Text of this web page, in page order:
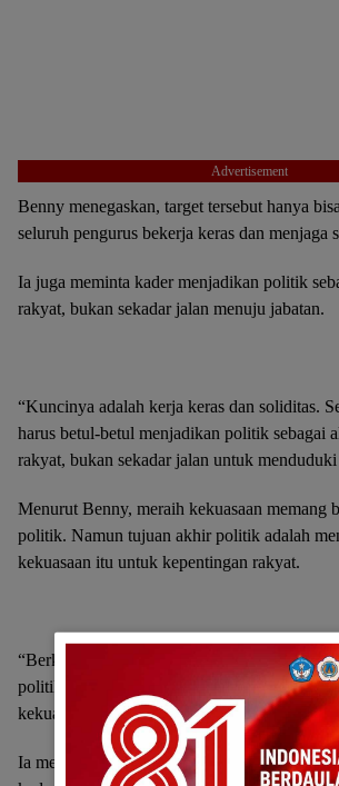
Advertisement
Benny menegaskan, target tersebut hanya
seluruh pengurus bekerja keras dan menjaga
Ia juga meminta kader menjadikan politik
rakyat, bukan sekadar jalan menuju jabatan.
“Kuncinya adalah kerja keras dan soliditas.
harus betul-betul menjadikan politik sebagai
rakyat, bukan sekadar jalan untuk menduduki
Menurut Benny, meraih kekuasaan memang
politik. Namun tujuan akhir politik adalah
kekuasaan itu untuk kepentingan rakyat.
“Berkuasa harus mendapatkan kekuasaan,
politik. Tapi tujuan akhir dari politik adalah
kekuasaan untuk kepentingan rakyat,”
Ia meminta doktrin itu menjadi pegangan